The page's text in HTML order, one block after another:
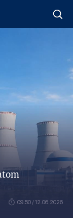
09:50 / 12.06.2026